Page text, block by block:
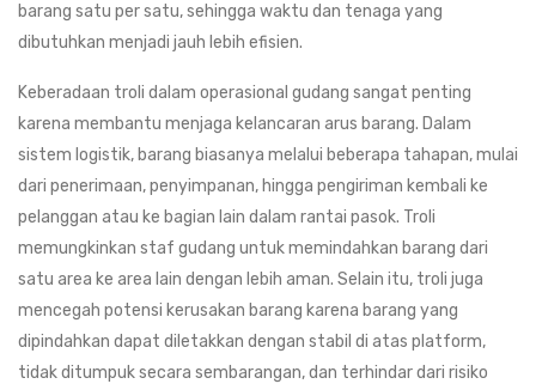
barang satu per satu, sehingga waktu dan tenaga yang
dibutuhkan menjadi jauh lebih efisien.
Keberadaan troli dalam operasional gudang sangat penting
karena membantu menjaga kelancaran arus barang. Dalam
sistem logistik, barang biasanya melalui beberapa tahapan, mulai
dari penerimaan, penyimpanan, hingga pengiriman kembali ke
pelanggan atau ke bagian lain dalam rantai pasok. Troli
memungkinkan staf gudang untuk memindahkan barang dari
satu area ke area lain dengan lebih aman. Selain itu, troli juga
mencegah potensi kerusakan barang karena barang yang
dipindahkan dapat diletakkan dengan stabil di atas platform,
tidak ditumpuk secara sembarangan, dan terhindar dari risiko